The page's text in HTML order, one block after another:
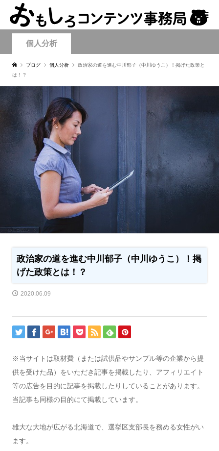
個人分析
ブログ 個人分析
政治家の道を進む中川郁子（中川ゆうこ）！掲げた政策と
は！？
政治家の道を進む中川郁子（中川ゆうこ）！掲
げた政策とは！？
2020.06.09
※当サイトは取材費（または試供品やサンプル等の企業から提
供を受けた品）をいただき記事を掲載したり、アフィリエイト
等の広告を目的に記事を掲載したりしていることがあります。
当記事も同様の目的にて掲載しています。
雄大な大地が広がる北海道で、選挙区支部長を務める女性がい
ます。